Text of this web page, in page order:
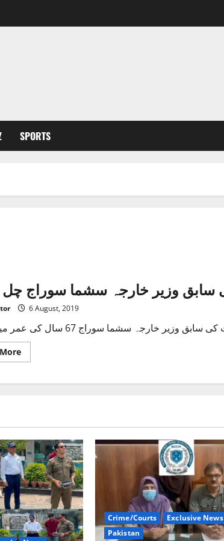
SPORTS
سابق وزیر خارجہ سشما سوراج
6 August, 2019
Read
more
سابق
چل
Crime/Courts
Exclusive News
Pakistan